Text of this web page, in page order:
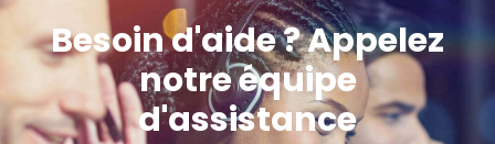
Besoin d'aide ? Appelez
notre équipe
d'assistance